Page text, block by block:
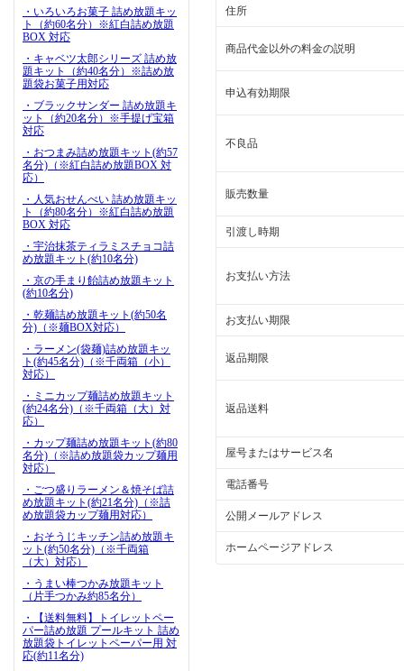
・いろいろお菓子 詰め放題キッ
ト（約60名分）※紅白詰め放題
BOX 対応
・キャベツ太郎シリーズ 詰め放
題キット（約40名分）※詰め放
題袋お菓子用対応
・ブラックサンダー 詰め放題キ
ット（約20名分）※手提げ宝箱
対応
・おつまみ詰め放題キット(約57
名分)（※紅白詰め放題BOX 対
応）
・人気おせんべい 詰め放題キッ
ト（約80名分）※紅白詰め放題
BOX 対応
・宇治抹茶ティラミスチョコ詰
め放題キット(約10名分)
・京の手まり飴詰め放題キット
(約10名分)
・乾麺詰め放題キット(約50名
分)（※麺BOX対応）
・ラーメン(袋麺)詰め放題キッ
ト(約45名分)（※千両箱（小）
対応）
・ミニカップ麺詰め放題キット
(約24名分)（※千両箱（大）対
応）
・カップ麺詰め放題キット(約80
名分)（※詰め放題袋カップ麺用
対応）
・ごつ盛りラーメン＆焼そば詰
め放題キット(約21名分)（※詰
め放題袋カップ麺用対応）
・おそうじキッチン詰め放題キ
ット(約50名分)（※千両箱
（大）対応）
・うまい棒つかみ放題キット
（片手つかみ約85名分）
・【送料無料】トイレットペー
パー詰め放題 プールキット 詰め
放題袋トイレットペーパー用 対
応(約11名分)
住所
商品代金以外の料金の説明
申込有効期限
不良品
販売数量
引渡し時期
お支払い方法
お支払い期限
返品期限
返品送料
屋号またはサービス名
電話番号
公開メールアドレス
ホームページアドレス